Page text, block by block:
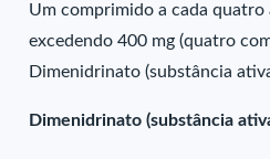
Um comprimido a cada quatro
excedendo 400 mg (quatro
Dimenidrinato (substância
Dimenidrinato (substância